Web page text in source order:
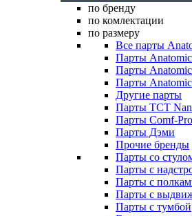
по бренду
по комлектации
по размеру
Все парты
Парты
Парты
Парты
Другие парты
Парты TCT
Парты Comf-Pro
Парты Дэми
Прочие бренды
Парты со
Парты с
Парты с
Парты с
Парты с тумбой